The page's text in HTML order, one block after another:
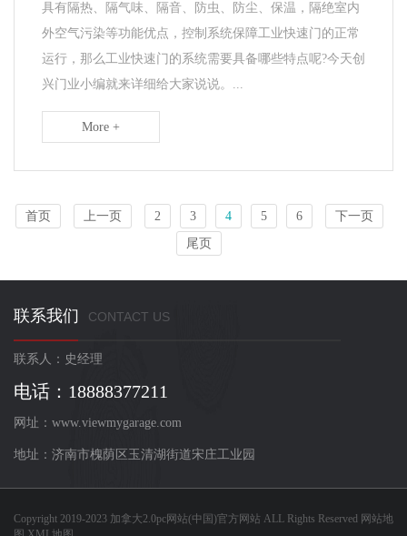
具有隔热、隔气味、隔音、防虫、防尘、保温，隔绝室内
外空气污染等功能优点，控制系统保障工业快速门的正常
运行，那么工业快速门的系统需要具备哪些特点呢?今天创
兴门业小编就来详细给大家说说。...
More +
首页 上一页 2 3 4 5 6
下一页
尾页
联系我们 CONTACT US
联系人：史经理
电话：18888377211
网址：www.viewmygarage.com
地址：济南市槐荫区玉清湖街道宋庄工业园
Copyright 2019-2023 加拿大2.0pc网站(中国)官方网站 ALL Rights Reserved 网站地